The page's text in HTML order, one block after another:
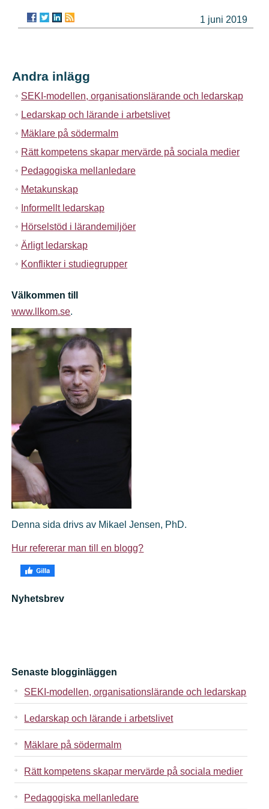
1 juni 2019
Andra inlägg
SEKI-modellen, organisationslärande och ledarskap
Ledarskap och lärande i arbetslivet
Mäklare på södermalm
Rätt kompetens skapar mervärde på sociala medier
Pedagogiska mellanledare
Metakunskap
Informellt ledarskap
Hörselstöd i lärandemiljöer
Ärligt ledarskap
Konflikter i studiegrupper
Välkommen till
www.llkom.se.
Denna sida drivs av Mikael Jensen, PhD.
Hur refererar man till en blogg?
Nyhetsbrev
Senaste blogginläggen
SEKI-modellen, organisationslärande och ledarskap
Ledarskap och lärande i arbetslivet
Mäklare på södermalm
Rätt kompetens skapar mervärde på sociala medier
Pedagogiska mellanledare